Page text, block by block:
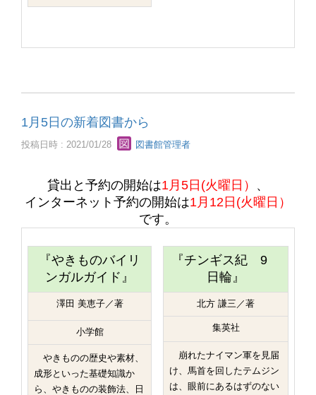
1月5日の新着図書から
投稿日時 : 2021/01/28 図書館管理者
貸出と予約の開始は1月5日(火曜日） 、
インターネット予約の開始は1月12日(火曜日）
です。
『やきものバイリ
ンガルガイド』
澤田 美恵子／著
小学館
やきものの歴史や素材、
成形といった基礎知識か
ら、やきものの装飾法、日
『チンギス紀 9
日輪』
北方 謙三／著
集英社
崩れたナイマン軍を見届
け、馬首を回したテムジン
は、眼前にあるはずのない